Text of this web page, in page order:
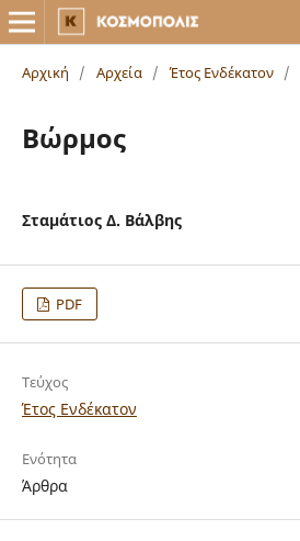
Αρχική / Αρχεία / Έτος Ενδέκατον /
Βώρμος
Σταμάτιος Δ. Βάλβης
PDF
Τεύχος
Έτος Ενδέκατον
Ενότητα
Άρθρα